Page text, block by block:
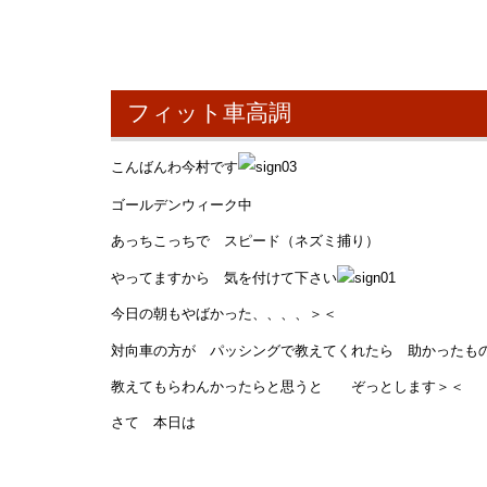
フィット車高調
こんばんわ今村です
ゴールデンウィーク中
あっちこっちで スピード（ネズミ捕り）
やってますから 気を付けて下さい
今日の朝もやばかった、、、、＞＜
対向車の方が パッシングで教えてくれたら 助かったもの
教えてもらわんかったらと思うと ぞっとします＞＜
さて 本日は